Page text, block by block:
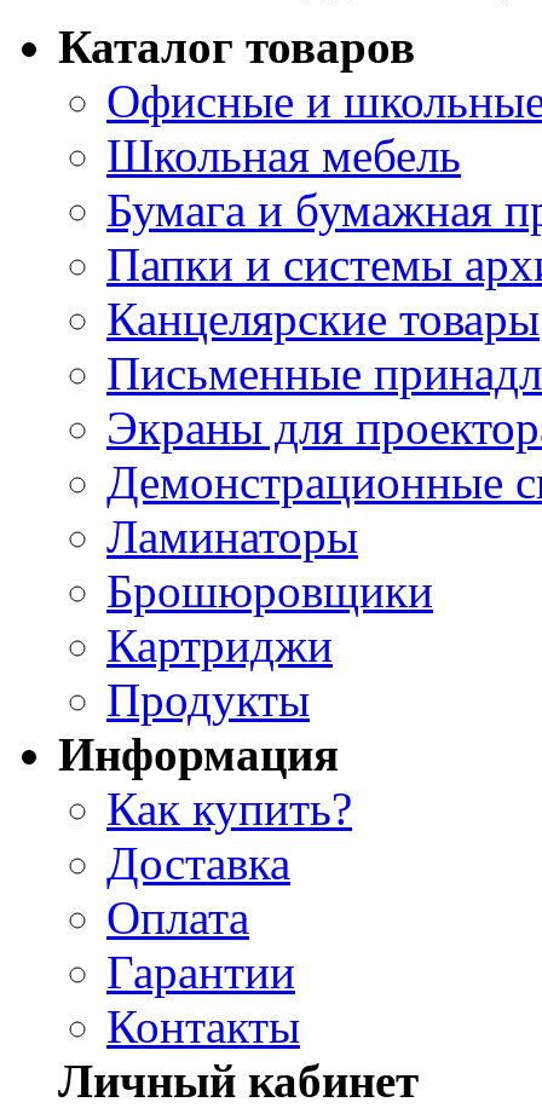
Каталог товаров
Офисные и
Школьная мебель
Бумага и бумажная
Папки и системы
Канцелярские товары
Письменные
Экраны для
Демонстрационные
Ламинаторы
Брошюровщики
Картриджи
Продукты
Информация
Как купить?
Доставка
Оплата
Гарантии
Контакты
Личный кабинет